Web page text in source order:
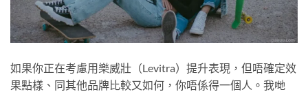
如果你正在考慮用樂威壯（Levitra）提升表現，但唔確定效
果點樣、同其他品牌比較又如何，你唔係得一個人。我哋